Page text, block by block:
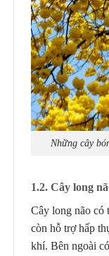
Những cây
1.2. Cây long
Cây long não có
còn hỗ trợ hấp
khí. Bên ngoài